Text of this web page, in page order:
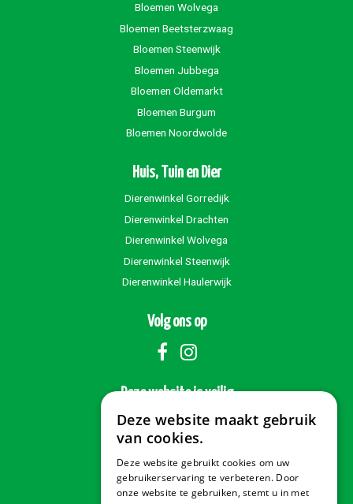
Bloemen Wolvega
Bloemen Beetsterzwaag
Bloemen Steenwijk
Bloemen Jubbega
Bloemen Oldemarkt
Bloemen Burgum
Bloemen Noordwolde
Huis, Tuin en Dier
Dierenwinkel Gorredijk
Dierenwinkel Drachten
Dierenwinkel Wolvega
Dierenwinkel Steenwijk
Dierenwinkel Haulerwijk
Volg ons op
Deze website is veilig
Veilig betalen
Deze website maakt gebruik
van cookies.
Deze website gebruikt cookies om uw
gebruikerservaring te verbeteren. Door
onze website te gebruiken, stemt u in met